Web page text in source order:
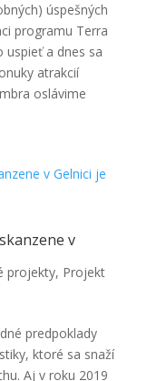
úspešných
programu Terra
uspieť a dnes sa
atrakcií
oslávime
v
projekty, Projekt
predpoklady
ktoré sa snaží
Aj v roku 2019